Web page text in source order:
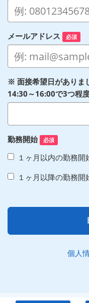
メールアドレス 必須
※ 面接希望日がありま
14:30～16:00で3つ程度
勤務開始 必須
１ヶ月以内の勤務開
１ヶ月以降の勤務開
個人